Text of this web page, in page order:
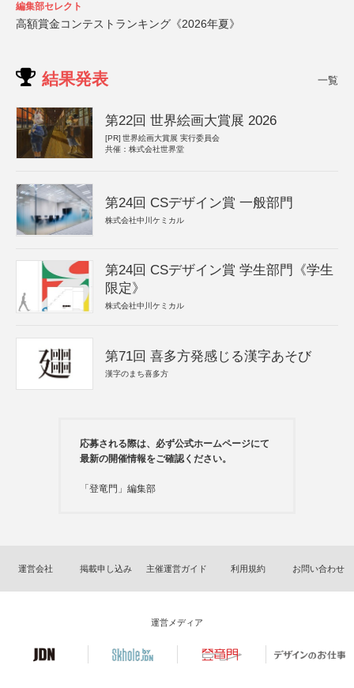
編集部セレクト
高額賞金コンテストランキング《2026年夏》
結果発表 一覧
第22回 世界絵画大賞展 2026
[PR] 世界絵画大賞展 実行委員会
共催：株式会社世界堂
第24回 CSデザイン賞 一般部門
株式会社中川ケミカル
第24回 CSデザイン賞 学生部門《学生
限定》
株式会社中川ケミカル
第71回 喜多方発感じる漢字あそび
漢字のまち喜多方
応募される際は、必ず公式ホームページにて
最新の開催情報をご確認ください。
「登竜門」編集部
運営会社 掲載申し込み 主催運営ガイド 利用規約 お問い合わせ
運営メディア